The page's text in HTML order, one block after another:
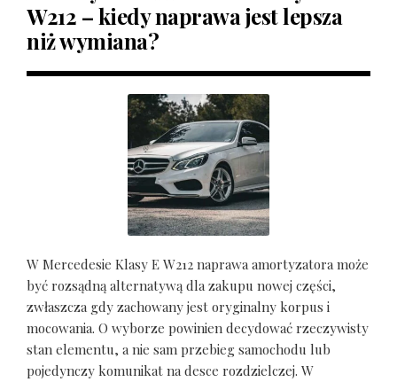
W212 – kiedy naprawa jest lepsza
niż wymiana?
W Mercedesie Klasy E W212 naprawa amortyzatora może
być rozsądną alternatywą dla zakupu nowej części,
zwłaszcza gdy zachowany jest oryginalny korpus i
mocowania. O wyborze powinien decydować rzeczywisty
stan elementu, a nie sam przebieg samochodu lub
pojedynczy komunikat na desce rozdzielczej. W